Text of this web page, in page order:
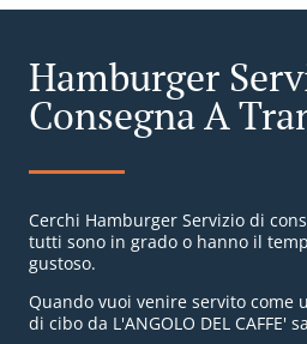
Hamburger
Consegna A
Cerchi Hamburger Servizio di
tutti sono in grado o hanno il
gustoso.
Quando vuoi venire servito come
di cibo da L'ANGOLO DEL CAFFE'